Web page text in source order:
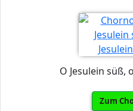
O Jesulein süß,
Zum